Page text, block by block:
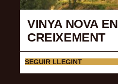
VINYA NOVA EN
CREIXEMENT
SEGUIR LLEGINT